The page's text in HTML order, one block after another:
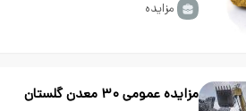
مزایده
مزایده عمومی ۳۰ معدن گلستان